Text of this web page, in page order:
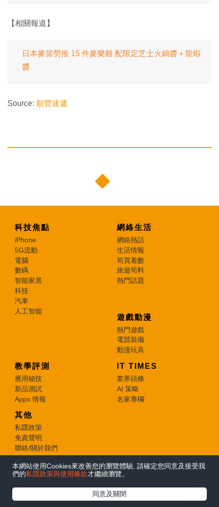
本網站使用Cookies來改善您的瀏覽體驗, 請確定您同意及接受我
們的私隱政策與使用條款才繼續瀏覽。
同意及關閉
【相關報道】
日本麥當勞推 15 件麥樂雞 配限定芝士火鍋醬＋龍蝦
醬
Source: 順豐速遞
科技焦點
iPhone
5G流動
電腦
數碼
智能家居
科技
汽車
人工智能
網絡生活
網絡熱話
生活情報
筍買着數
旅遊筍料
熱門話題
遊戲動漫
熱門遊戲
電競裝備
動漫玩具
教學評測
應用秘技
新品測試
Apps 情報
IT TIMES
業界頭條
AI 策略
名家專欄
其他
私隱政策
免責聲明
聯絡/關於我們
© 2026 e-zone. All Rights Reserved.